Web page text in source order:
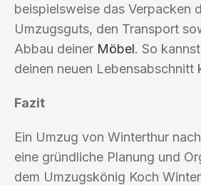
beispielsweise das Verpacken
Umzugsguts, den Transport
Abbau deiner Möbel. So
deinen neuen Lebensabschnitt
Fazit
Ein Umzug von Winterthur
eine gründliche Planung und
dem Umzugskönig Koch